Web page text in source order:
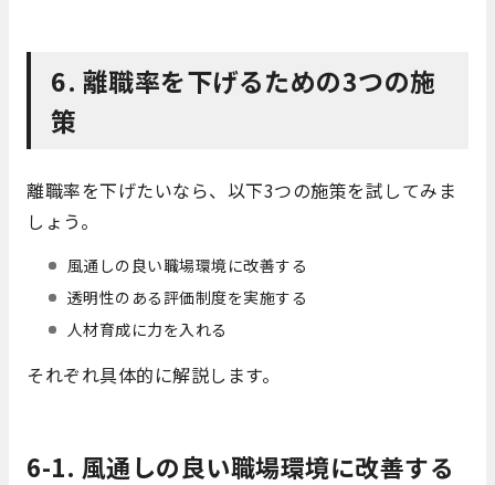
6. 離職率を下げるための3つの施
策
離職率を下げたいなら、以下3つの施策を試してみま
しょう。
風通しの良い職場環境に改善する
透明性のある評価制度を実施する
人材育成に力を入れる
それぞれ具体的に解説します。
6-1. 風通しの良い職場環境に改善する